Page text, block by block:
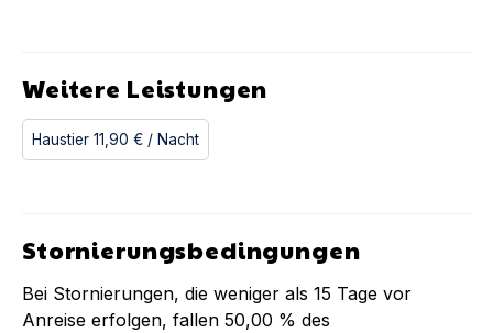
Weitere Leistungen
Haustier 11,90 € / Nacht
Stornierungsbedingungen
Bei Stornierungen, die weniger als 15 Tage vor
Anreise erfolgen, fallen 50,00 % des